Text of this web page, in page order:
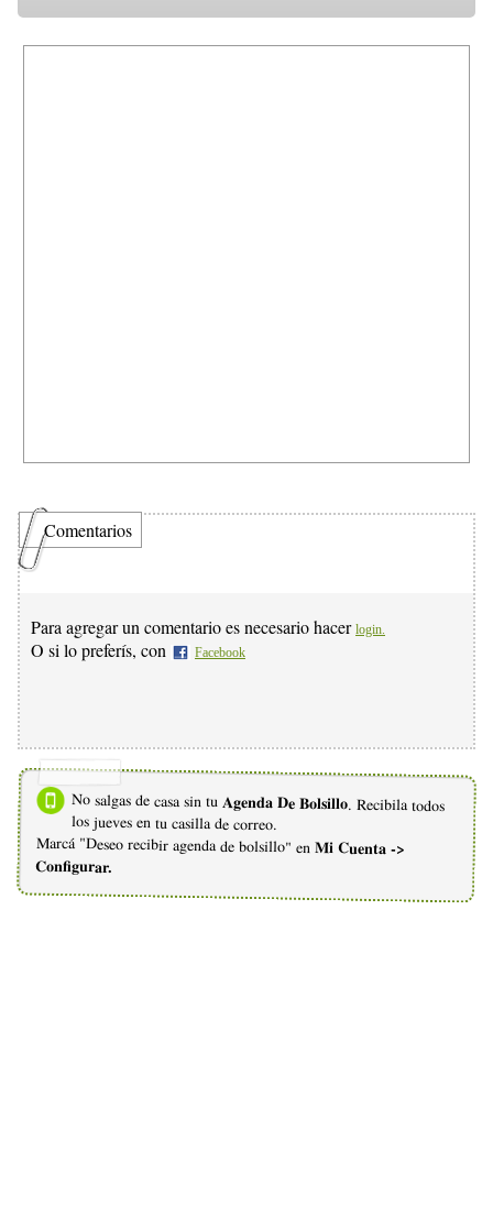
Comentarios
Para agregar un comentario es necesario hacer login.
O si lo preferís, con Facebook
No salgas de casa sin tu Agenda De Bolsillo. Recibila todos
los jueves en tu casilla de correo.
Marcá "Deseo recibir agenda de bolsillo" en Mi Cuenta ->
Configurar.